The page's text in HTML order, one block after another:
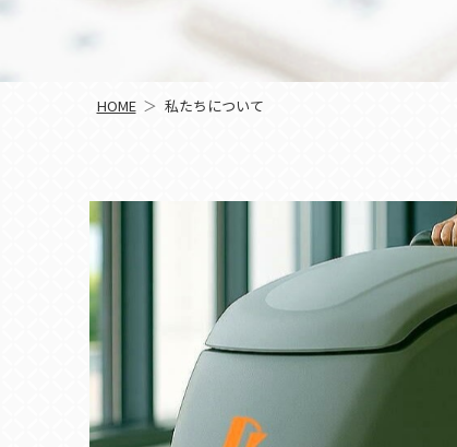
HOME 私たちについて